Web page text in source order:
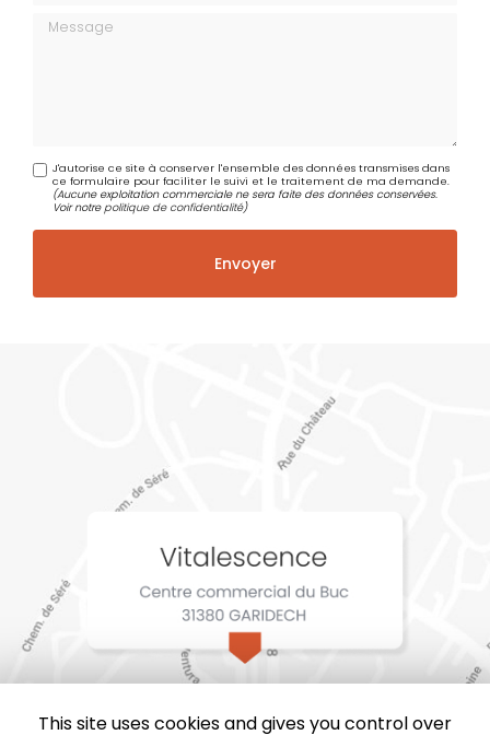
Message
J'autorise ce site à conserver l'ensemble des données transmises dans
ce formulaire pour faciliter le suivi et le traitement de ma demande.
(Aucune exploitation commerciale ne sera faite des données conservées.
Voir notrepolitique de confidentialité)
This site uses cookies and gives you control over